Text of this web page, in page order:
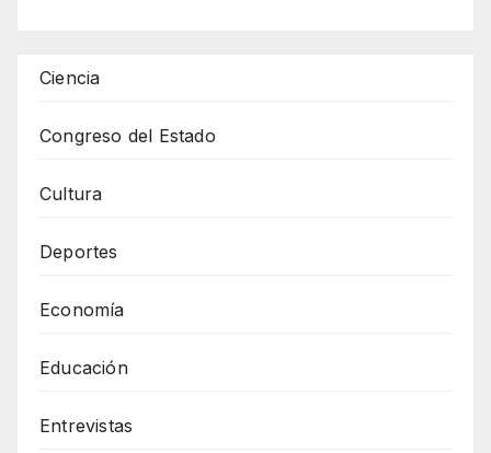
Ciencia
Congreso del Estado
Cultura
Deportes
Economía
Educación
Entrevistas